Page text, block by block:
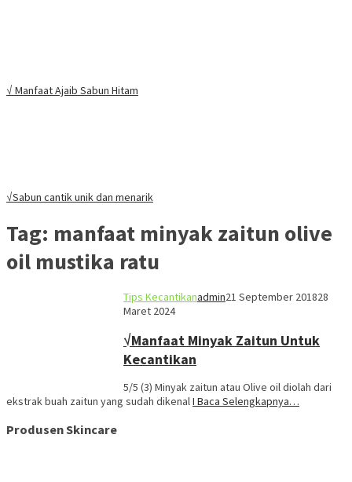
√ Manfaat Ajaib Sabun Hitam
√Sabun cantik unik dan menarik
Tag: manfaat minyak zaitun olive
oil mustika ratu
Tips Kecantikanadmin21 September 201828
Maret 2024
√Manfaat Minyak Zaitun Untuk
Kecantikan
5/5 (3) Minyak zaitun atau Olive oil diolah dari
ekstrak buah zaitun yang sudah dikenalI Baca Selengkapnya…
Produsen Skincare